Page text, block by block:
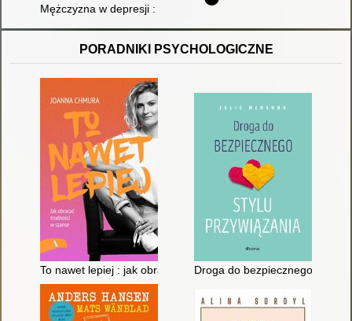
Mężczyzna w depresji : co robić, kiedy bliski Ci mężczyzna
PORADNIKI PSYCHOLOGICZNE
To nawet lepiej : jak obracać trudności w szanse
Droga do bezpiecznego stylu